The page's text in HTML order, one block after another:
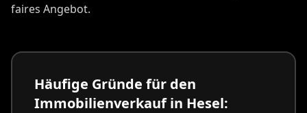
faires Angebot.
Häufige Gründe für den
Immobilienverkauf in Hesel: